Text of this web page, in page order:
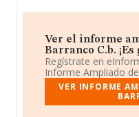
Ver el informe
Barranco C.b. ¡Es
Regístrate en
Informe Ampliado
VER INFORME